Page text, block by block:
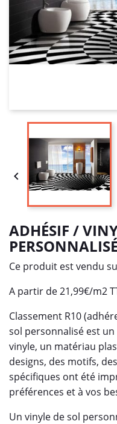

ADHÉSIF /
PERSONNALISÉ
Ce produit est vendu
A partir de 21,99€/m2
Classement R10
sol personnalisé est
vinyle, un matériau
designs, des motifs,
spécifiques ont été
préférences et à vos
Un vinyle de sol